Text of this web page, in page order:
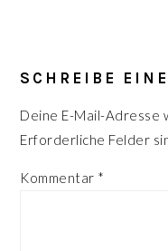
SCHREIBE
Deine E-Mail-
Erforderliche Felder
Kommentar *